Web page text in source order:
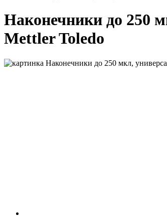
Наконечники до 250
Mettler Toledo